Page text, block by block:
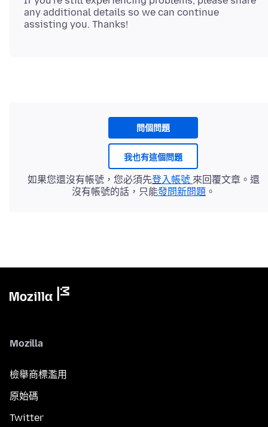
any additional details so we can continue
問個問題
我也有這個問題
如果您還沒有帳號，您必須先登入帳號 來回覆文章。還
沒有帳號的話，只能發問新問題 。
Mozilla
檢舉商標濫用
原始碼
Twitter